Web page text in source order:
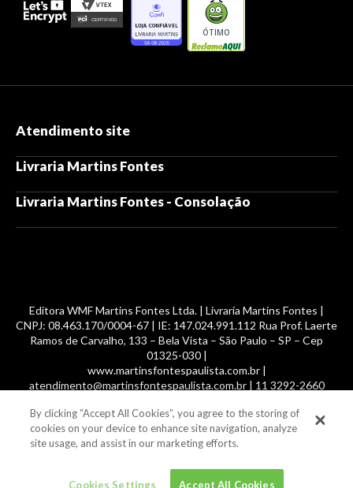
ÓTIMO
Atendimento site
Livraria Martins Fontes
Livraria Martins Fontes - Consolação
Editora WMF Martins Fontes Ltda. | Livraria Martins Fontes |
CNPJ: 08.463.170/0004-67 | IE: 147.024.991.112 Rua Prof. Laerte
Ramos de Carvalho, 133 – Bela Vista – São Paulo – SP – Cep
01325-030 |
www.martinsfontespaulista.com.br |
atendimento@martinsfontespaulista.com.br | 11 3292-2660
© 2014 -2026, MartinsFontes livros nacionais e importados,
com mais de 700 mil títulos. Todos os direitos reservados.
By clicking “Accept All Cookies”, you agree to the storing of
cookies on your device to enhance site navigation, analyze
site usage, and assist in our marketing efforts.
Cookies Settings Accept All Cookies